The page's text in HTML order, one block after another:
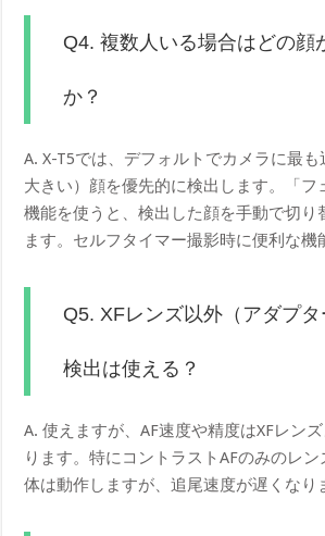
Q4. 複数人いる場合はどの顔
か？
A. X-T5では、デフォルトでカメラに最
大きい）顔を優先的に検出します。「フ
機能を使うと、検出した顔を手動で切り
ます。セルフタイマー撮影時に便利な機
Q5. XFレンズ以外（アダプ
検出は使える？
A. 使えますが、AF速度や精度はXFレン
ります。特にコントラストAFのみのレン
体は動作しますが、追尾速度が遅くなり